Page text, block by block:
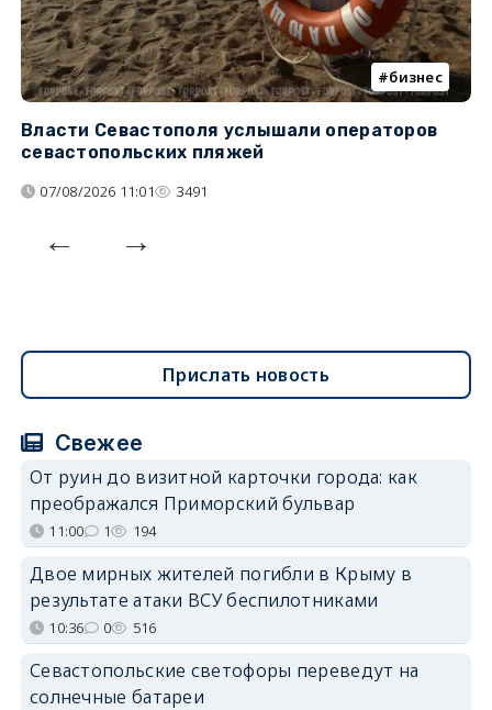
бизнес
Власти Севастополя услышали операторов
севастопольских пляжей
07/08/2026 11:01 3491
Прислать новость
Свежее
От руин до визитной карточки города: как
преображался Приморский бульвар
11:00 1 194
Двое мирных жителей погибли в Крыму в
результате атаки ВСУ беспилотниками
10:36 0 516
Севастопольские светофоры переведут на
солнечные батареи